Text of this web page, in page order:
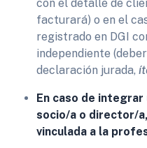
con el detalle de
facturará) o en el
registrado en DGI
independiente
declaración jurada,
En caso de integrar
socio/a o director/
vinculada a la